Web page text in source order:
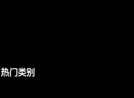
热门类别